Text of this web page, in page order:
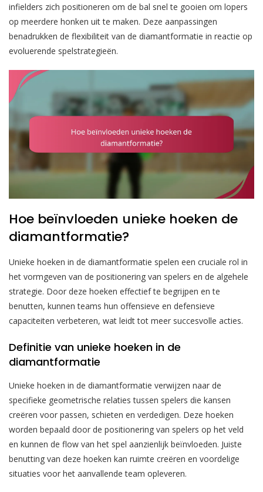
infielders zich positioneren om de bal snel te gooien om lopers
op meerdere honken uit te maken. Deze aanpassingen
benadrukken de flexibiliteit van de diamantformatie in reactie op
evoluerende spelstrategieën.
Hoe beïnvloeden unieke hoeken de
diamantformatie?
Unieke hoeken in de diamantformatie spelen een cruciale rol in
het vormgeven van de positionering van spelers en de algehele
strategie. Door deze hoeken effectief te begrijpen en te
benutten, kunnen teams hun offensieve en defensieve
capaciteiten verbeteren, wat leidt tot meer succesvolle acties.
Definitie van unieke hoeken in de
diamantformatie
Unieke hoeken in de diamantformatie verwijzen naar de
specifieke geometrische relaties tussen spelers die kansen
creëren voor passen, schieten en verdedigen. Deze hoeken
worden bepaald door de positionering van spelers op het veld
en kunnen de flow van het spel aanzienlijk beïnvloeden. Juiste
benutting van deze hoeken kan ruimte creëren en voordelige
situaties voor het aanvallende team opleveren.